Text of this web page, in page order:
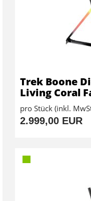
Trek Boone
Living Coral
pro Stück (inkl.
2.999,00 EUR